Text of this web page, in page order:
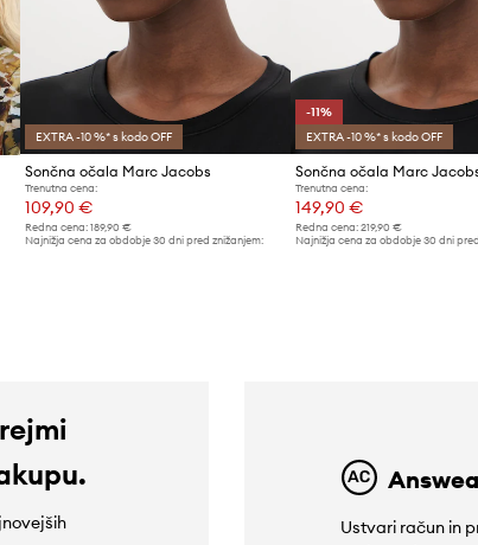
EXTRA -10 %* s kodo OFF
Sončna očala Marc Jacobs
Trenutna cena:
109,90 €
Redna cena: 189,90 €
Najnižja cena za obdobje 30 dni pred znižanjem:
-11%
EXTRA -10 %* s kodo OFF
Sončna očala Marc
Trenutna cena:
149,90 €
Redna cena: 219,90 €
Najnižja cena za obdobje 30 dni
Ustvari račun in